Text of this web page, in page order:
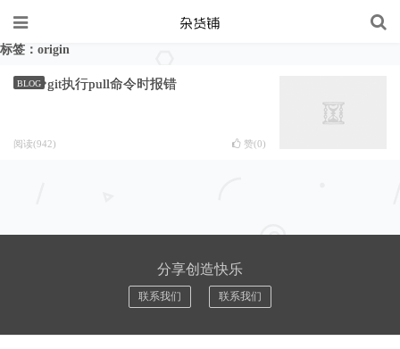
标签：origin
BLOG git执行pull命令时报错
阅读(942) 赞(0)
分享创造快乐
联系我们 联系我们